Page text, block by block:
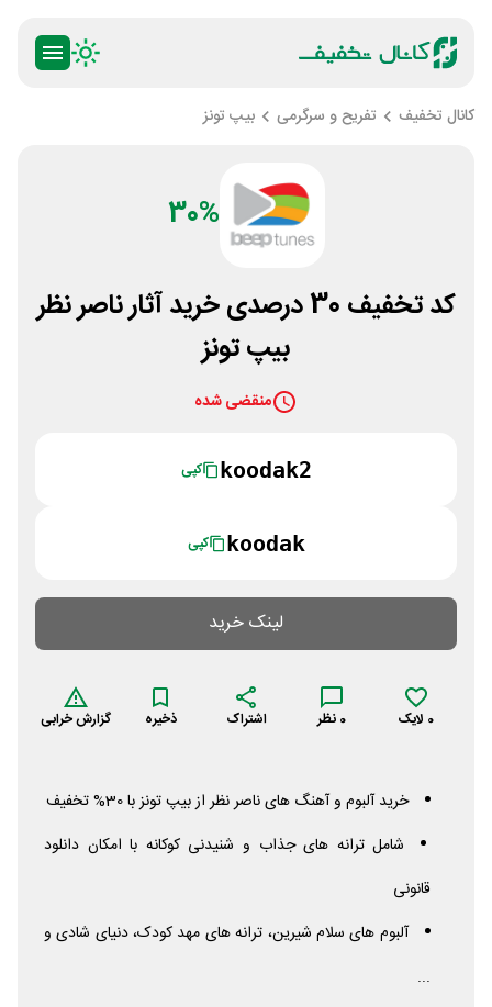
کانال تخفیف تفریح و سرگرمی بیپ تونز
30%
کد تخفیف 30 درصدی خرید آثار ناصر نظر
بیپ تونز
منقضی شده
koodak2 کپی
koodak کپی
لینک خرید
0 لایک 0 نظر اشتراک ذخیره گزارش خرابی
خرید آلبوم و آهنگ های ناصر نظر از بیپ تونز با 30% تخفیف
شامل ترانه های جذاب و شنیدنی کوکانه با امکان دانلود
قانونی
آلبوم های سلام شیرین، ترانه های مهد کودک، دنیای شادی و
...